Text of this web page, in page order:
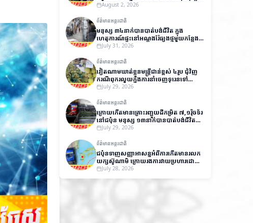
ក្នុងសំណុំរឿងធ្វើឱ្យបែកធ្លាយវិញ្ញាសារប្រលង
August 2, 2026
ព័ត៌មានអន្តរជាតិ
មនុស្ស ៣៤នាក់បានបាត់បង់ជីវិត ក្នុង
ហេតុការណ៍ផ្ទុះនៅអណ្តូងរ៉ែធ្យូងថ្មមួយកន្លែង
នៅប៉ាគីស្ថាន
July 31, 2026
ព័ត៌មានអន្តរជាតិ
វៀតណាមឃាត់ខ្លួនមន្ត្រីជាន់ខ្ពស់ ៤រូប ជុំវិញ
ករណីពុករលួយក្នុងការនាំចេញទុរេនទៅ
ប្រទេសចិន
July 29, 2026
ព័ត៌មានអន្តរជាតិ
ក្រោយកើតមានគ្រោះរញ្ជួយដីកម្រិត ៧,១រ៉ិចទ័រ
នៅជប៉ុន មនុស្ស ១៣នាក់បានបាត់បង់ជីវិត
និងមួយចំនួនកំពុងបាត់ខ្លួន
July 29, 2026
ព័ត៌មានអន្តរជាតិ
ជប៉ុនទាញសញ្ញាអាសន្នអំពីការកើតមានរលក
យក្សស៊ូណាមិ ក្រោយរងការវាយប្រហារដោយ
គ្រោះរញ្ជួយដីកម្រិត ៧,១រ៉ិចទ័រ
July 28, 2026